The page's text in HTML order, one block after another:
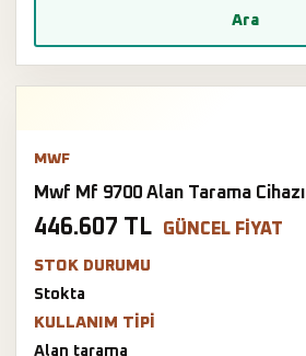
Ara
MWF
Mwf Mf 9700 Alan Tarama Cihazı
446.607 TL GÜNCEL FIYAT
STOK DURUMU
Stokta
KULLANIM TIPI
Alan tarama